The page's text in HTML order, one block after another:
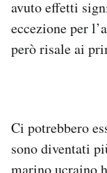
avuto effetti
eccezione per
però risale ai
Ci potrebbero
sono diventati
marino ucraino